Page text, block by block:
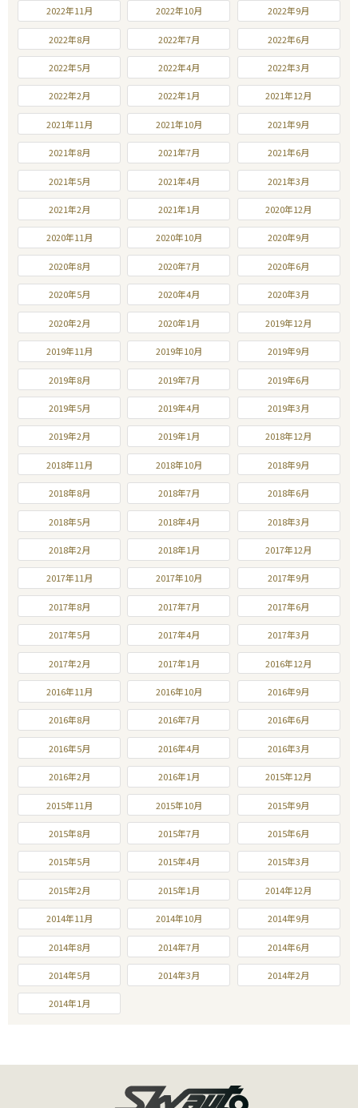
2022年11月 2022年10月 2022年9月
2022年8月 2022年7月 2022年6月
2022年5月 2022年4月 2022年3月
2022年2月 2022年1月 2021年12月
2021年11月 2021年10月 2021年9月
2021年8月 2021年7月 2021年6月
2021年5月 2021年4月 2021年3月
2021年2月 2021年1月 2020年12月
2020年11月 2020年10月 2020年9月
2020年8月 2020年7月 2020年6月
2020年5月 2020年4月 2020年3月
2020年2月 2020年1月 2019年12月
2019年11月 2019年10月 2019年9月
2019年8月 2019年7月 2019年6月
2019年5月 2019年4月 2019年3月
2019年2月 2019年1月 2018年12月
2018年11月 2018年10月 2018年9月
2018年8月 2018年7月 2018年6月
2018年5月 2018年4月 2018年3月
2018年2月 2018年1月 2017年12月
2017年11月 2017年10月 2017年9月
2017年8月 2017年7月 2017年6月
2017年5月 2017年4月 2017年3月
2017年2月 2017年1月 2016年12月
2016年11月 2016年10月 2016年9月
2016年8月 2016年7月 2016年6月
2016年5月 2016年4月 2016年3月
2016年2月 2016年1月 2015年12月
2015年11月 2015年10月 2015年9月
2015年8月 2015年7月 2015年6月
2015年5月 2015年4月 2015年3月
2015年2月 2015年1月 2014年12月
2014年11月 2014年10月 2014年9月
2014年8月 2014年7月 2014年6月
2014年5月 2014年3月 2014年2月
2014年1月